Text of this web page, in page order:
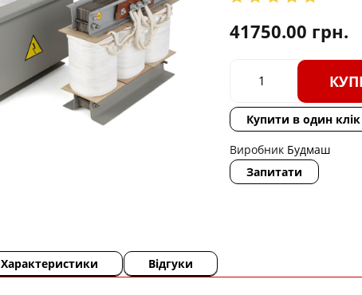
41750.00 грн.
Купити в один клік
Виробник Будмаш
Запитати
Характеристики Відгуки